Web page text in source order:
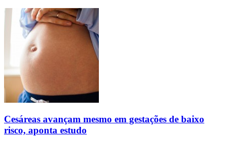
Cesáreas avançam mesmo em gestações de baixo
risco, aponta estudo